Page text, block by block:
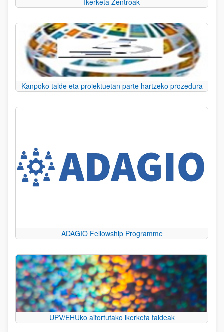
Kanpoko talde eta proiektuetan parte hartzeko prozedura
ADAGIO Fellowship Programme
UPV/EHUko aitortutako ikerketa taldeak